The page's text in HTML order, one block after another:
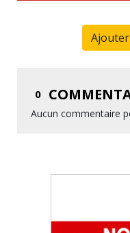
0
Aucun commentaire